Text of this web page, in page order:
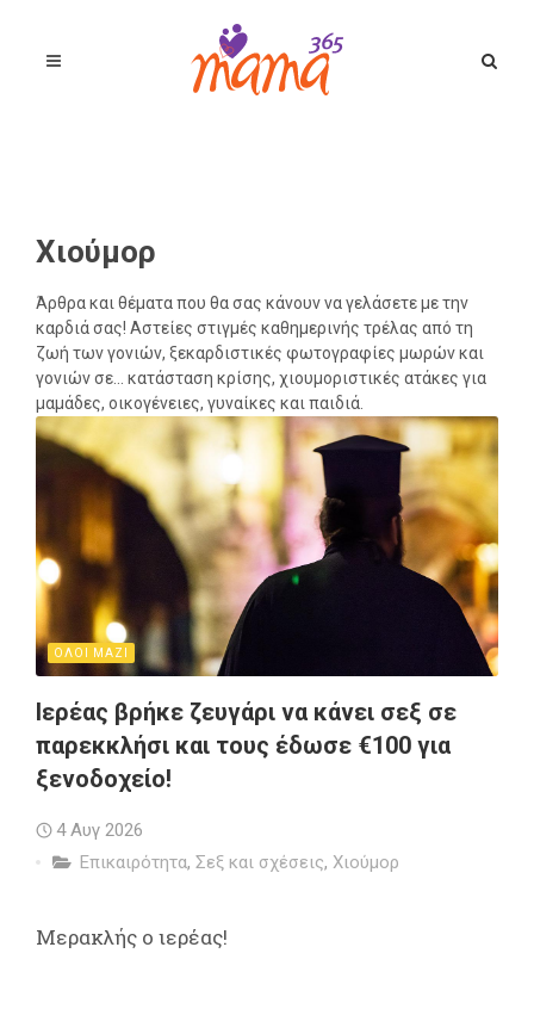
Χιούμορ
Άρθρα και θέματα που θα σας κάνουν να γελάσετε με την
καρδιά σας! Αστείες στιγμές καθημερινής τρέλας από τη
ζωή των γονιών, ξεκαρδιστικές φωτογραφίες μωρών και
γονιών σε... κατάσταση κρίσης, χιουμοριστικές ατάκες για
μαμάδες, οικογένειες, γυναίκες και παιδιά.
ΟΛΟΙ ΜΑΖΙ
Ιερέας βρήκε ζευγάρι να κάνει σεξ σε
παρεκκλήσι και τους έδωσε €100 για
ξενοδοχείο!
4 Αυγ 2026
Επικαιρότητα, Σεξ και σχέσεις, Χιούμορ
Μερακλής ο ιερέας!